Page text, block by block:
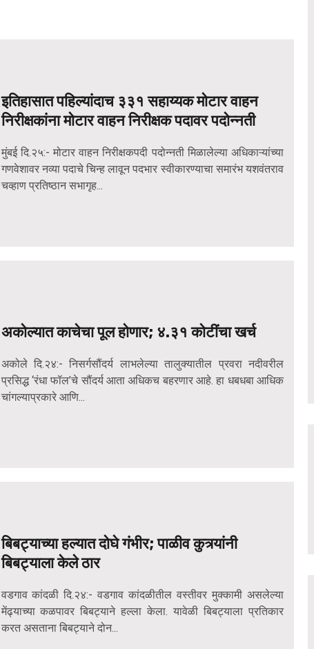
इतिहासात पहिल्यांदाच ३३१ सहाय्यक मोटार वाहन
निरीक्षकांना मोटार वाहन निरीक्षक पदावर पदोन्नती
मुंबई दि.२५:- मोटार वाहन निरीक्षकपदी पदोन्नती मिळालेल्या अधिकाऱ्यांच्या
गणवेशावर नव्या पदाचे चिन्ह लावून पदभार स्वीकारण्याचा समारंभ यशवंतराव
चव्हाण प्रतिष्ठान सभागृह...
अकोल्यात काचेचा पूल होणार; ४.३१ कोटींचा खर्च
अकोले दि.२४:- निसर्गसौंदर्य लाभलेल्या तालुक्यातील प्रवरा नदीवरील
प्रसिद्ध ‘रंधा फॉल’चे सौंदर्य आता अधिकच बहरणार आहे. हा धबधबा आधिक
चांगल्याप्रकारे आणि...
बिबट्याच्या हल्यात दोघे गंभीर; पाळीव कुत्र्यांनी
बिबट्याला केले ठार
वडगाव कांदळी दि.२४:- वडगाव कांदळीतील वस्तीवर मुक्कामी असलेल्या
मेंढ्याच्या कळपावर बिबट्याने हल्ला केला. यावेळी बिबट्याला प्रतिकार
करत असताना बिबट्याने दोन...